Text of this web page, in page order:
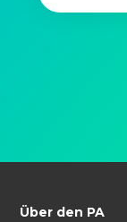
Über den PA